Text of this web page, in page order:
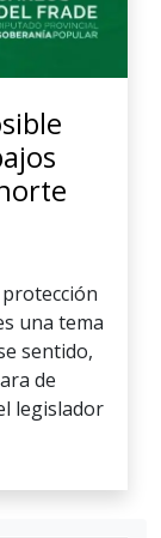
una tema
sentido,
de
legislador